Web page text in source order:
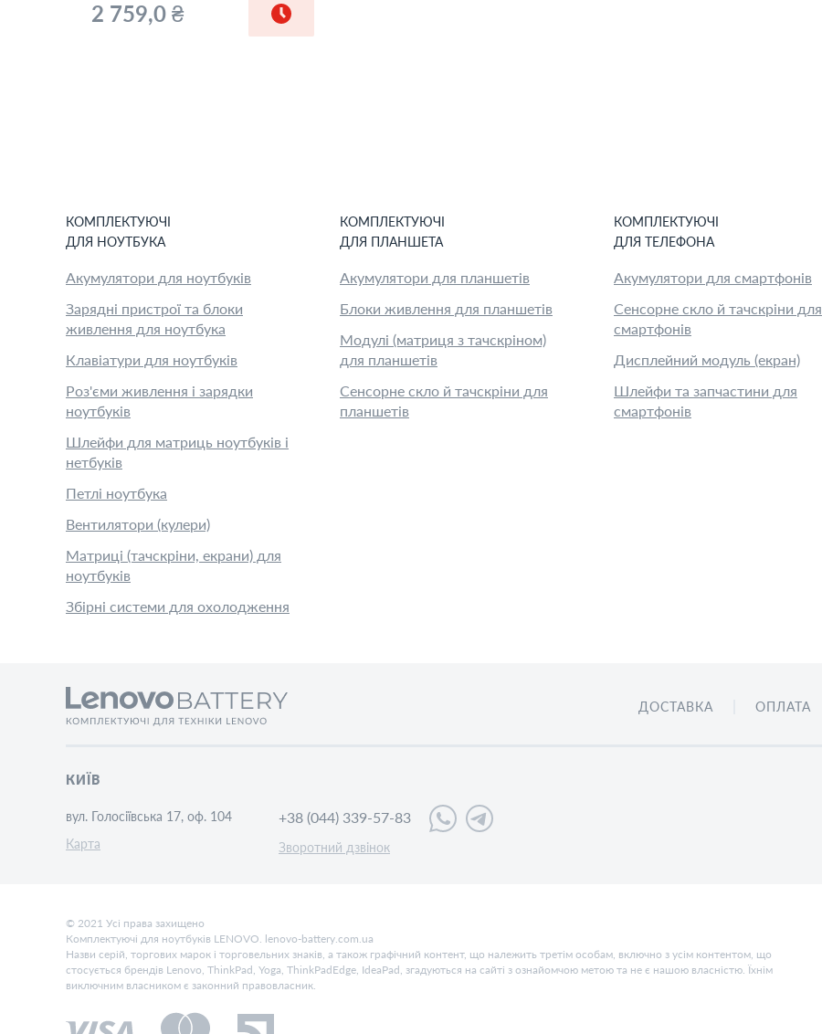
2 759,0 ₴
КОМПЛЕКТУЮЧІ
ДЛЯ НОУТБУКА
Акумулятори для ноутбуків
Зарядні пристрої та блоки
живлення для ноутбука
Клавіатури для ноутбуків
Роз'єми живлення і зарядки
ноутбуків
Шлейфи для матриць ноутбуків і
нетбуків
Петлі ноутбука
Вентилятори (кулери)
Матриці (тачскріни, екрани) для
ноутбуків
Збірні системи для охолодження
КОМПЛЕКТУЮЧІ
ДЛЯ ПЛАНШЕТА
Акумулятори для планшетів
Блоки живлення для планшетів
Модулі (матриця з тачскріном)
для планшетів
Сенсорне скло й тачскріни для
планшетів
КОМПЛЕКТУЮЧІ
ДЛЯ ТЕЛЕФОНА
Акумулятори для смартфонів
Сенсорне скло й тачскріни для
смартфонів
Дисплейний модуль (екран)
Шлейфи та запчастини для
смартфонів
ДОСТАВКА ОПЛАТА
КИЇВ
вул. Голосіївська 17, оф. 104
Карта
+38 (044) 339-57-83
Зворотний дзвінок
© 2021 Усі права захищено
Комплектуючі для ноутбуків LENOVO. lenovo-battery.com.ua
Назви серій, торгових марок і торговельних знаків, а також графічний контент, що належить третім особам, включно з усім контентом, що
стосується брендів Lenovo, ThinkPad, Yoga, ThinkPadEdge, IdeaPad, згадуються на сайті з ознайомчою метою та не є нашою власністю. Їхнім
виключним власником є законний правовласник.